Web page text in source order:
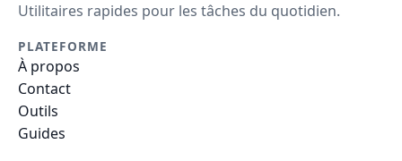
Utilitaires rapides pour les tâches du quotidien.
PLATEFORME
À propos
Contact
Outils
Guides